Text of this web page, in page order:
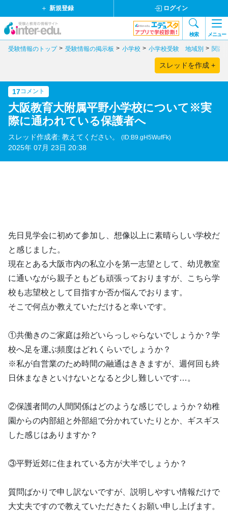
新規登録 ログイン
検索 メニュー
受験情報のトップ 受験情報の掲示板 小学校 小学校受験 地域別 関西
スレッドを作成 +
17コメント
大阪教育大附属平野小学校について※実
際に通われている保護者へ
スレッド作成者: 教えてください。 (ID:B9.gH5WufFk)
2025年 07月 23日 20:38
先日見学会に初めて参加し、想像以上に素晴らしい学校だ
と感じました。
現在とある大阪市内の私立小を第一志望として、幼児教室
に通いながら親子ともども頑張っておりますが、こちら学
校も志望校として目指すか否か悩んでおります。
そこで何点か教えていただけると幸いです。
①共働きのご家庭は殆どいらっしゃらないでしょうか？学
校へ足を運ぶ頻度はどれくらいでしょうか？
※私が自営業のため時間の融通はききますが、週何回も終
日休まなきといけないとなると少し難しいです…。
②保護者間の人間関係はどのような感じでしょうか？幼稚
園からの内部組と外部組で分かれていたりとか、ギスギス
した感じはありますか？
③平野近郊に住まれている方が大半でしょうか？
質問ばかりで申し訳ないですが、説明しやすい情報だけで
大丈夫ですので教えていただきたくお願い申し上げます。